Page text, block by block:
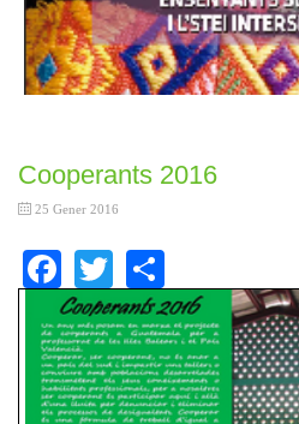
Cooperants 2016
25 Gener 2016
Facebook
Twitter